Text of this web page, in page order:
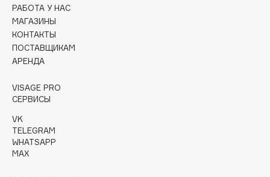
Crescina
Cunzite
Curaprox
D
DABO
DARLING*
РАБОТА У НАС
МАГАЗИНЫ
КОНТАКТЫ
ПОСТАВЩИКАМ
АРЕНДА
VISAGE PRO
СЕРВИСЫ
VK
TELEGRAM
WHATSAPP
MAX